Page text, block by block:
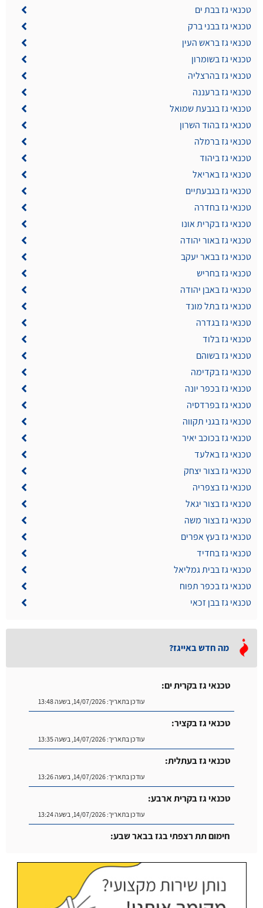
טכנאי גז בבת ים
טכנאי גז בבני ברק
טכנאי גז בראש העין
טכנאי גז בשומרון
טכנאי גז בהרצליה
טכנאי גז ברעננה
טכנאי גז בגבעת שמואל
טכנאי גז בהוד השרון
טכנאי גז ברמלה
טכנאי גז ביהוד
טכנאי גז באריאל
טכנאי גז בגבעתיים
טכנאי גז בחדרה
טכנאי גז בקרית אונו
טכנאי גז באור יהודה
טכנאי גז בבאר יעקב
טכנאי גז בחריש
טכנאי גז באבן יהודה
טכנאי גז בתל מונד
טכנאי גז בגדרה
טכנאי גז בלוד
טכנאי גז בשוהם
טכנאי גז בקדימה
טכנאי גז בכפר יונה
טכנאי גז בפרדסיה
טכנאי גז בגני תקווה
טכנאי גז בכוכב יאיר
טכנאי גז באלעד
טכנאי גז בצור יצחק
טכנאי גז בצפריה
טכנאי גז בצור יגאל
טכנאי גז בצור משה
טכנאי גז בעץ אפרים
טכנאי גז בחדיד
טכנאי גז בבית גמליאל
טכנאי גז בכפר תפוח
טכנאי גז בבן זכאי
מה חדש באייגז?
טכנאי גז בקרית ים:
עודכן בתאריך:14/07/2026, בשעה 13:48
טכנאי גז בקציר:
עודכן בתאריך:14/07/2026, בשעה 13:35
טכנאי גז בעתלית:
עודכן בתאריך:14/07/2026, בשעה 13:26
טכנאי גז בקרית ארבע:
עודכן בתאריך:14/07/2026, בשעה 13:24
חימום תת רצפתי בגז בבאר שבע: